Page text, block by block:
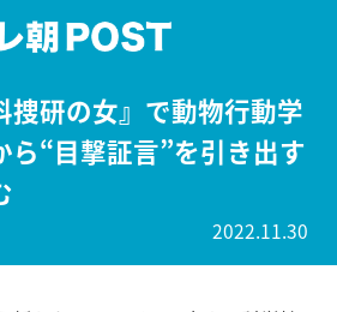
捜研の女』で動物行動学
ら“目撃証言”を引き出す
2022.11.30